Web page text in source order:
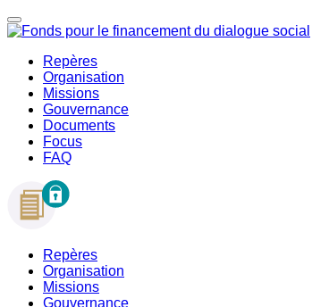
Repères
Organisation
Missions
Gouvernance
Documents
Focus
FAQ
Repères
Organisation
Missions
Gouvernance